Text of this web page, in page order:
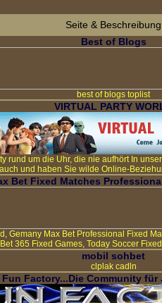
Seite & Beschreibung
Best of Blogs
best of blogs toplist
VIRTUAL PARTY
rund um die Uhr, die nie aufhört In
und haben Sie wilde Online-
Bet Fixed Matches
Gemany Max Bet Professional Fixed
365 Fixed Games, Today Soccer
mobil sohbet
clplak cadln
Fun Factory...Die Community für